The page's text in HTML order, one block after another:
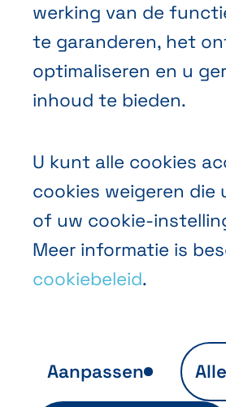
werking van de
te garanderen, het
optimaliseren en u
inhoud te bieden.
U kunt alle cookies
cookies weigeren
of uw cookie-
Meer informatie is
cookiebeleid.
Anonieme
Aanpassen